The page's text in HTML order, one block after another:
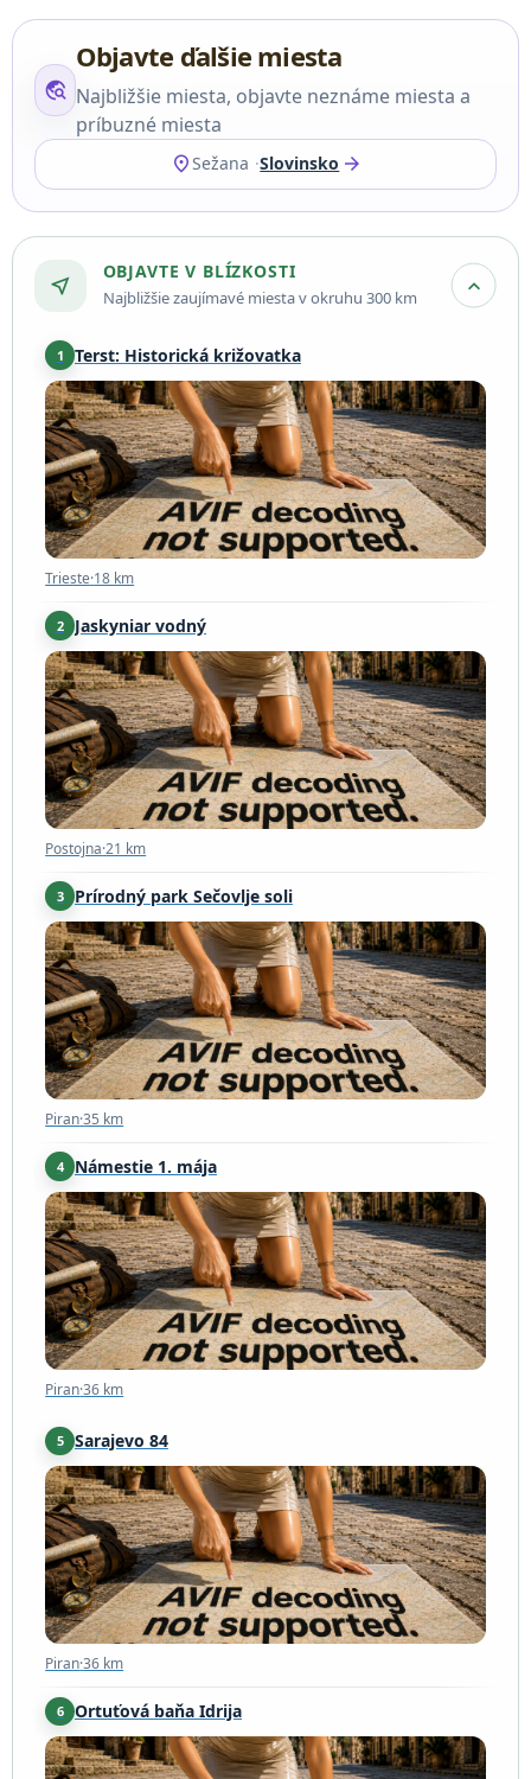
travel_explore
Objavte ďalšie miesta
Najbližšie miesta, objavte neznáme miesta a
príbuzné miesta
location_onSežana Slovinsko arrow_forward
near_me
OBJAVTE V BLÍZKOSTI
Najbližšie zaujímavé miesta v okruhu 300 km expand_more
1 Terst: Historická križovatka
Trieste·18 km
Trieste·18 km
2 Jaskyniar vodný
Postojna·21 km
Postojna·21 km
3 Prírodný park Sečovlje soli
Piran·35 km
Piran·35 km
4 Námestie 1. mája
Piran·36 km
Piran·36 km
5 Sarajevo 84
Piran·36 km
Piran·36 km
6 Ortuťová baňa Idrija
Idrija·38 km